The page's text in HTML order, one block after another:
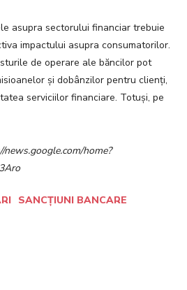
asupra sectorului financiar trebuie
impactului asupra consumatorilor.
de operare ale băncilor pot
și dobânzilor pentru clienți,
serviciilor financiare. Totuși, pe
home?
SANCȚIUNI BANCARE